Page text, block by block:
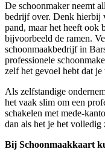
De schoonmaker neemt
bedrijf over. Denk hierbij
pand, maar het heeft ook
bijvoorbeeld de ramen.
schoonmaakbedrijf in
professionele
zelf het gevoel hebt dat
Als zelfstandige
het vaak slim om een
schakelen met mede-
dan als het je het
Bij Schoonmaakkaart